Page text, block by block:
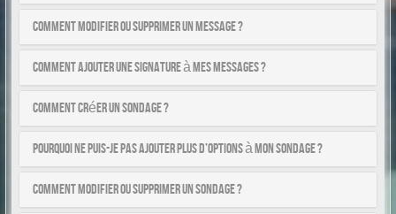
Comment modifier ou supprimer un message ?
Comment ajouter une signature à mes messages ?
Comment créer un sondage ?
Pourquoi ne puis-je pas ajouter plus d’options à mon sondage ?
Comment modifier ou supprimer un sondage ?